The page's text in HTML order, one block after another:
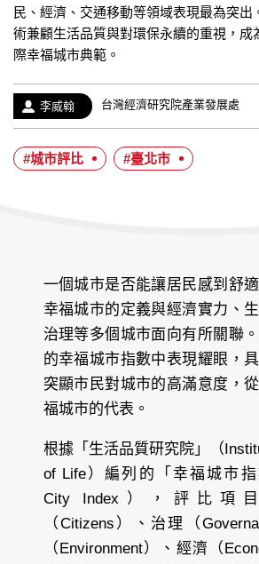
民、經濟、交通移動等領域表現最為突出
術兼顧生活品質與對環保永續的重視，成
際幸福城市典範。
作
者：
李威翰
經
歷：
台灣經濟研究院產業發展處
#城市評比 #臺北市
一個城市是否能讓居民感到舒
幸福城市的定義與經濟實力、
治理等多個城市面向有所關聯
的幸福城市指數中表現耀眼，
突顯市民對城市的高滿意度，
福城市的代表。
根據「生活品質研究院」（
of Life）編列的「幸福城市指
City Index），評比項
（Citizens）、治理（
（Environment）、經濟（